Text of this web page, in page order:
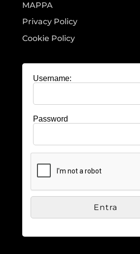
MAPPA
Privacy Policy
Cookie Policy
Username:
Password